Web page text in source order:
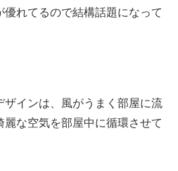
れてるので結構話題になって
インは、風がうまく部屋に流
な空気を部屋中に循環させて